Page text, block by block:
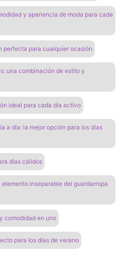
y apariencia de moda para cada
perfecta para cualquier ocasión
una combinación de estilo y
ideal para cada día activo
a día: la mejor opción para los días
días cálidos
inseparable del guardarropa
comodidad en uno
para los días de verano